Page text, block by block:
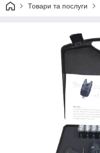
Товари та послуги